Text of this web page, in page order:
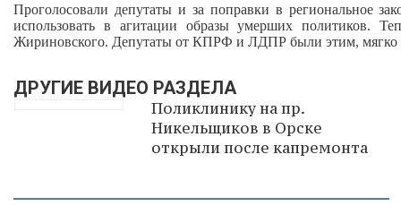
Проголосовали депутаты и за поправки в региональное
использовать в агитации образы умерших политиков.
Жириновского. Депутаты от КПРФ и ЛДПР были этим, мягко
ДРУГИЕ ВИДЕО РАЗДЕЛА
Поликлинику на пр.
Никельщиков в Орске
открыли после капремонта